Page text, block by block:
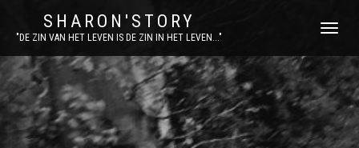
SHARON'STORY
"DE ZIN VAN HET LEVEN IS DE ZIN IN HET LEVEN..."
SCHAKEL
MENU